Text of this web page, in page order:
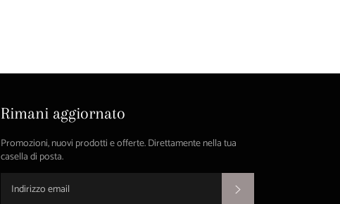
Rimani aggiornato
Promozioni, nuovi prodotti e offerte. Direttamente nella tua
casella di posta.